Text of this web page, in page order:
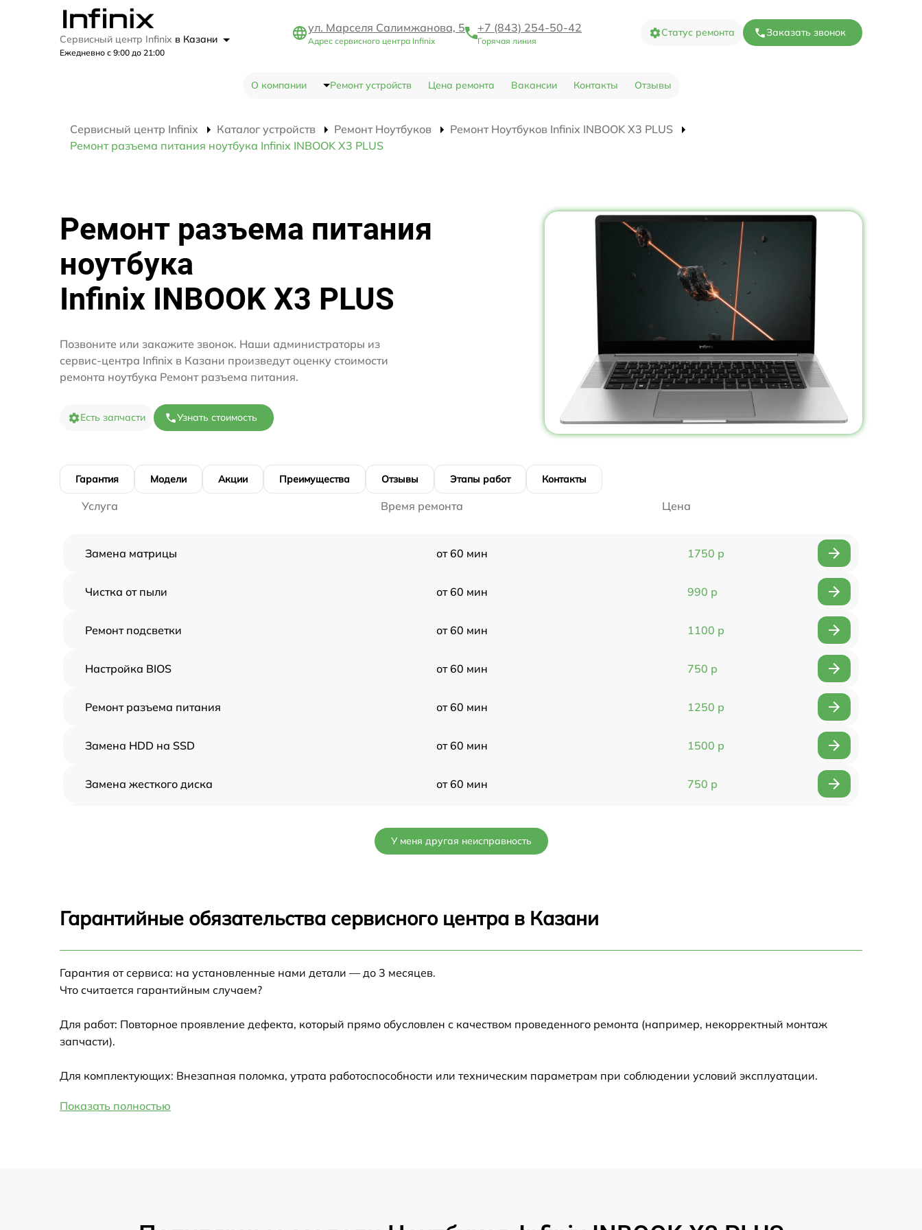
Сервисный центр Infinix в Казани
Ежедневно с 9:00 до 21:00
ул. Марселя Салимжанова, 5
Адрес сервисного центра Infinix
+7 (843) 254-50-42
Горячая линия
Статус ремонта Заказать звонок
О компании Ремонт устройств Цена ремонта Вакансии Контакты Отзывы
Сервисный центр Infinix Каталог устройств Ремонт Ноутбуков
Ремонт Ноутбуков Infinix INBOOK X3 PLUS
Ремонт разъема питания ноутбука Infinix INBOOK X3 PLUS
Ремонт разъема питания
ноутбука
Infinix INBOOK X3 PLUS
Позвоните или закажите звонок. Наши администраторы из
сервис-центра Infinix в Казани произведут оценку стоимости
ремонта ноутбука Ремонт разъема питания.
Есть запчасти Узнать стоимость
Гарантия Модели Акции Преимущества Отзывы Этапы работ Контакты
Услуга Время ремонта Цена
Замена матрицы от 60 мин 1750 р
Чистка от пыли от 60 мин 990 р
Ремонт подсветки от 60 мин 1100 р
Настройка BIOS от 60 мин 750 р
Ремонт разъема питания от 60 мин 1250 р
Замена HDD на SSD от 60 мин 1500 р
Замена жесткого диска от 60 мин 750 р
Замена HDMI
У меня другая неисправность
Гарантийные обязательства сервисного центра в Казани
Гарантия от сервиса: на установленные нами детали — до 3 месяцев.
Что считается гарантийным случаем?
Для работ: Повторное проявление дефекта, который прямо обусловлен с качеством проведенного ремонта (например, некорректный монтаж
запчасти).
Для комплектующих: Внезапная поломка, утрата работоспособности или техническим параметрам при соблюдении условий эксплуатации.
Показать полностью